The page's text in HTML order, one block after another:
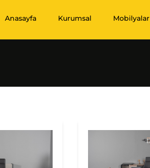
Anasayfa Kurumsal Mobilyalar